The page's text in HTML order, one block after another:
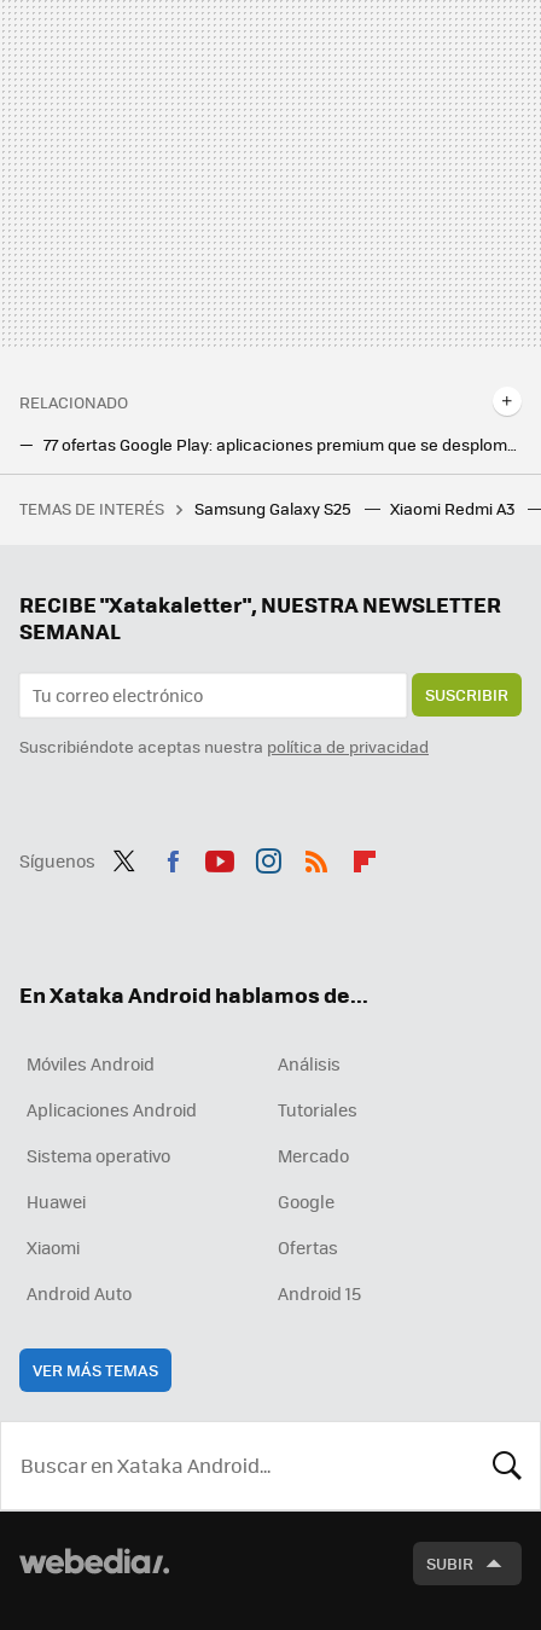
RELACIONADO
77 ofertas Google Play: aplicaciones premium que se desploman a los cero euros y más ofertas
73 ofertas Google Play: apps premium gratis por tiempo limitado y muchas más ofertas imperdibles
El petróleo y: Arabia Saudí está derrochando tanto dinero en The Line que ha entrado en déficit
TEMAS DE INTERÉS Samsung Galaxy S25 Xiaomi Redmi A3
RECIBE "Xatakaletter", NUESTRA NEWSLETTER
SEMANAL
SUSCRIBIR
Suscribiéndote aceptas nuestra política de privacidad
Síguenos
En Xataka Android hablamos de...
Móviles Android
Análisis
Aplicaciones Android
Tutoriales
Sistema operativo
Mercado
Huawei
Google
Xiaomi
Ofertas
Android Auto
Android 15
VER MÁS TEMAS
SUBIR